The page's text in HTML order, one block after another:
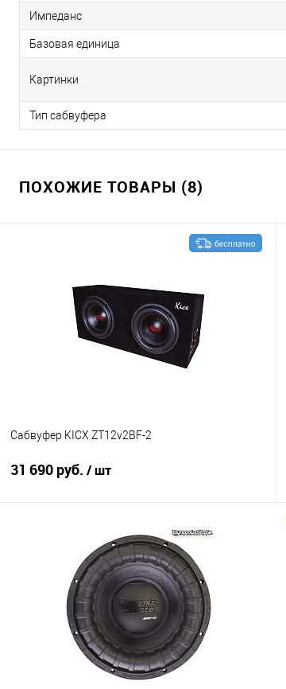
Импеданс
Базовая единица
Картинки
Тип сабвуфера
ПОХОЖИЕ ТОВАРЫ (8)
Сабвуфер KICX ZT12v2BF-2
31 690 руб. / шт
В корзину
Сравнение В избранное